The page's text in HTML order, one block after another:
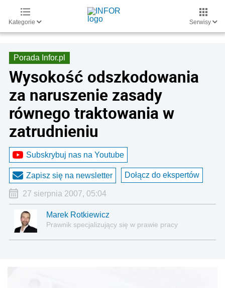
Kategorie Serwisy
Porada Infor.pl
Wysokość odszkodowania
za naruszenie zasady
równego traktowania w
zatrudnieniu
Subskrybuj nas na Youtube
Zapisz się na newsletter Dołącz do ekspertów
27 sierpnia 2007, 05:04
Marek Rotkiewicz
Prawnik specjalizujący się w prawie pracy